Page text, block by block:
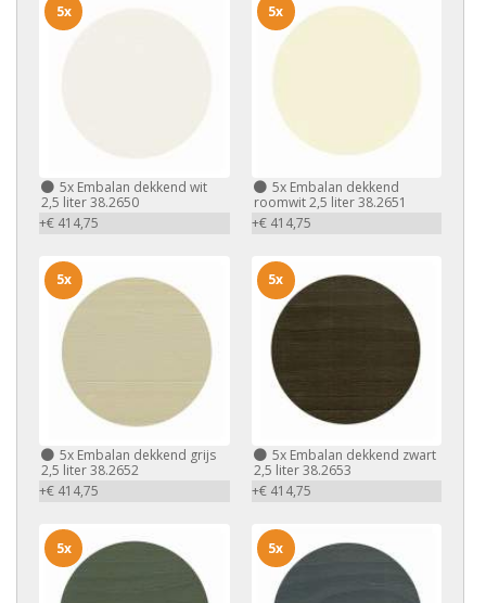
5x Embalan dekkend wit
2,5 liter 38.2650
+€ 414,75
5x
5xEmbalan dekkend
roomwit 2,5 liter 38.2651
+€ 414,75
5x
5x Embalan dekkend grijs
2,5 liter 38.2652
+€ 414,75
5x
5xEmbalan dekkend zwart
2,5 liter 38.2653
+€ 414,75
5x
5x 5x